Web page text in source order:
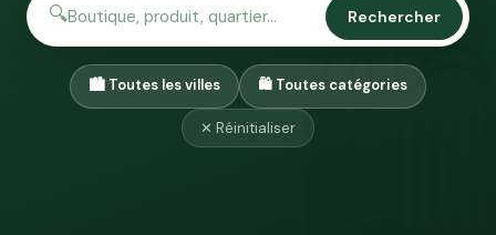
🔍 Rechercher
✕ Réinitialiser